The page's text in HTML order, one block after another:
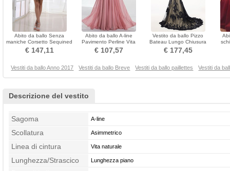
Abito da ballo Senza
maniche Corsetto Sequined
Principessa Grigio scuro
€ 147,11
Abito da ballo A-line
Pavimento Perline Vita
naturale Senza maniche
€ 107,57
Vestito da ballo Pizzo
Bateau Lungo Chiusura
lampo Sirena Ricamo
€ 177,45
Vestiti da ballo Anno 2017 Vestiti da ballo Breve Vestiti da ballo paillettes Vestiti da
Descrizione del vestito
Sagoma A-line
Scollatura Asimmetrico
Linea di cintura Vita naturale
Lunghezza/Strascico Lunghezza piano